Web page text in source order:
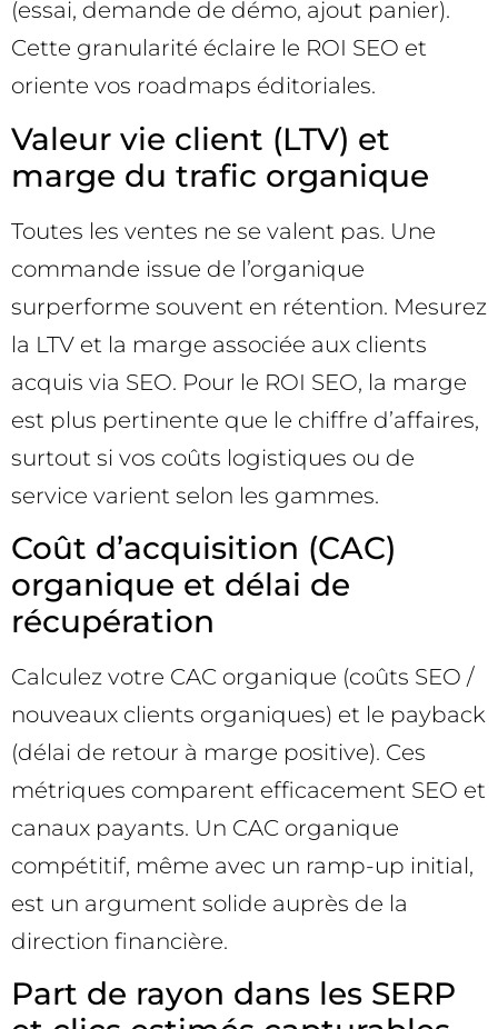
(essai, demande de démo, ajout panier).
Cette granularité éclaire le ROI SEO et
oriente vos roadmaps éditoriales.
Valeur vie client (LTV) et
marge du trafic organique
Toutes les ventes ne se valent pas. Une
commande issue de l’organique
surperforme souvent en rétention. Mesurez
la LTV et la marge associée aux clients
acquis via SEO. Pour le ROI SEO, la marge
est plus pertinente que le chiffre d’affaires,
surtout si vos coûts logistiques ou de
service varient selon les gammes.
Coût d’acquisition (CAC)
organique et délai de
récupération
Calculez votre CAC organique (coûts SEO /
nouveaux clients organiques) et le payback
(délai de retour à marge positive). Ces
métriques comparent efficacement SEO et
canaux payants. Un CAC organique
compétitif, même avec un ramp-up initial,
est un argument solide auprès de la
direction financière.
Part de rayon dans les SERP